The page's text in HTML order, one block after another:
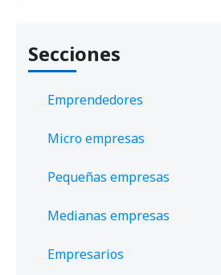
Secciones
Emprendedores
Micro empresas
Pequeñas empresas
Medianas empresas
Empresarios